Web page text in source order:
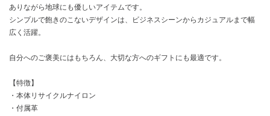
ありながら地球にも優しいアイテムです。
シンプルで飽きのこないデザインは、ビジネスシーンからカジュアルまで幅
広く活躍。
自分へのご褒美にはもちろん、大切な方へのギフトにも最適です。
【特徴】
・本体リサイクルナイロン
・付属革